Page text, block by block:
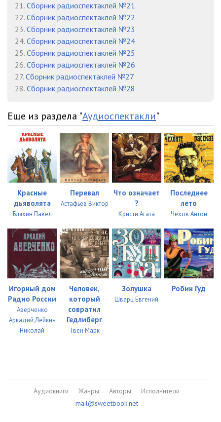
02_01_05
02_01_06
02_01_07
03_01_01
03_01_02
03_01_04 10:42
03_01_05 09:09
03_01_06 10:19
04_01_01 12:30
04_01_02 06:16
04_01_04 08:32
04_01_05 06:07
04_01_07
05_01_01
21. Сборник радиоспектаклей №21
22. Сборник радиоспектаклей №22
23. Сборник радиоспектаклей №23
24. Сборник радиоспектаклей №24
25. Сборник радиоспектаклей №25
26. Сборник радиоспектаклей №26
27. Сборник радиоспектаклей №27
28. Сборник радиоспектаклей №28
Еще из раздела "Аудиоспектакли"
Красные
дьяволята
Бляхин Павел
Перевал
Астафьев Виктор
Что означает
?
Кристи Агата
Последнее
лето
Чехов Антон
Игорный дом
Радио России
Аверченко
Аркадий,Лейкин
Николай
Человек,
который
совратил
Гедлиберг
Твен Марк
Золушка
Шварц Евгений
Робин Гуд
Аудиокниги Жанры Авторы
Исполнители
mail@sweetbook.net